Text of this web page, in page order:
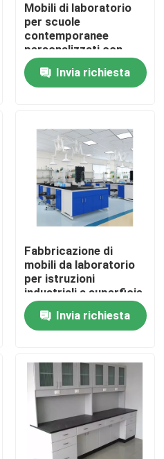
scuola
laboratorio
laboratorio
Mobili di laboratorio
per scuole
contemporanee
personalizzati con
superficie opaca
Invia richiesta
Fabbricazione di
mobili da laboratorio
per istruzioni
industriali a superficie
liscia
Invia richiesta